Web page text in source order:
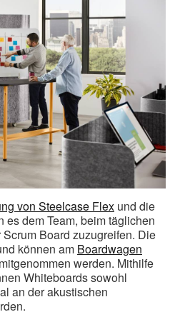
von Steelcase Flex und die
es dem Team, beim täglichen
Board zuzugreifen. Die
können am Boardwagen
werden. Mithilfe
Whiteboards sowohl
an der akustischen